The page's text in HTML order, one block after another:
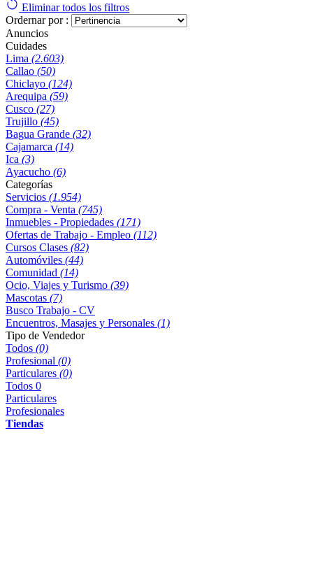
Eliminar todos los filtros
Ordernar por :
Anuncios
Cuidades
Lima (2.603)
Callao (50)
Chiclayo (124)
Arequipa (59)
Cusco (27)
Trujillo (45)
Bagua Grande (32)
Cajamarca (14)
Ica (3)
Ayacucho (6)
Categorías
Servicios (1.954)
Compra - Venta (745)
Inmuebles - Propiedades (171)
Ofertas de Trabajo - Empleo (112)
Cursos Clases (82)
Automóviles (44)
Comunidad (14)
Ocio, Viajes y Turismo (39)
Mascotas (7)
Busco Trabajo - CV
Encuentros, Masajes y Personales (1)
Tipo de Vendedor
Todos (0)
Profesional (0)
Particulares (0)
Todos 0
Particulares
Profesionales
Tiendas